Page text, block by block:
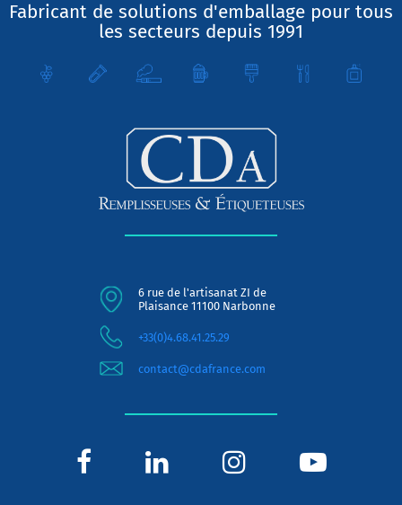
Fabricant de solutions d'emballage pour tous
les secteurs depuis 1991
6 rue de l'artisanat ZI de
Plaisance 11100 Narbonne
+33(0)4.68.41.25.29
contact@cdafrance.com